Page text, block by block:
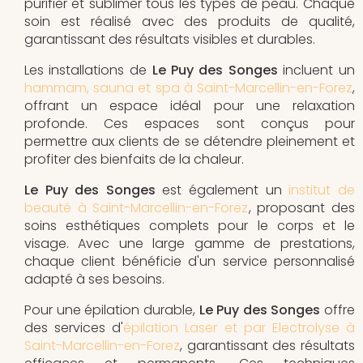
soin est réalisé avec des produits de qualité,
garantissant des résultats visibles et durables.
Les installations de Le Puy des Songes incluent un
hammam, sauna et spa à Saint-Marcellin-en-Forez,
offrant un espace idéal pour une relaxation
profonde. Ces espaces sont conçus pour
permettre aux clients de se détendre pleinement et
profiter des bienfaits de la chaleur.
Le Puy des Songes est également un institut de
beauté à Saint-Marcellin-en-Forez, proposant des
soins esthétiques complets pour le corps et le
visage. Avec une large gamme de prestations,
chaque client bénéficie d'un service personnalisé
adapté à ses besoins.
Pour une épilation durable, Le Puy des Songes offre
des services d'épilation Laser et par Electrolyse à
Saint-Marcellin-en-Forez, garantissant des résultats